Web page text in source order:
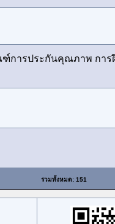
ฑ์การประกันคุณภาพ การ
รวมทั้งหมด: 151